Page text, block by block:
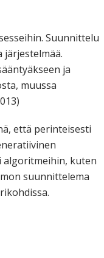
Suunnittelu
ja
muussa
että perinteisesti
kuten
suunnittelema